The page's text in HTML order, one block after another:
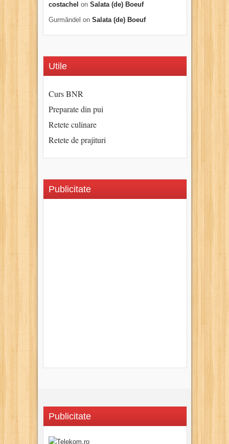
costachel on Salata (de) Boeuf
Gurmăndel on Salata (de) Boeuf
Utile
Curs BNR
Preparate din pui
Retete culinare
Retete de prajituri
Publicitate
Publicitate